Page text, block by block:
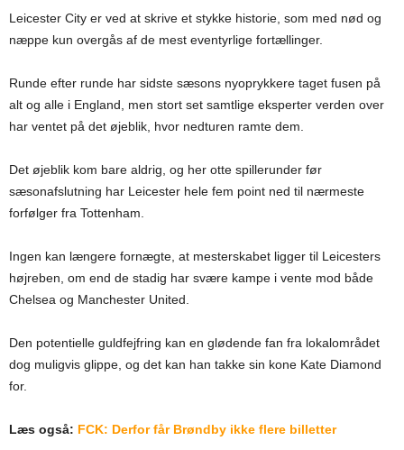
Leicester City er ved at skrive et stykke historie, som med nød og
næppe kun overgås af de mest eventyrlige fortællinger.
Runde efter runde har sidste sæsons nyoprykkere taget fusen på
alt og alle i England, men stort set samtlige eksperter verden over
har ventet på det øjeblik, hvor nedturen ramte dem.
Det øjeblik kom bare aldrig, og her otte spillerunder før
sæsonafslutning har Leicester hele fem point ned til nærmeste
forfølger fra Tottenham.
Ingen kan længere fornægte, at mesterskabet ligger til Leicesters
højreben, om end de stadig har svære kampe i vente mod både
Chelsea og Manchester United.
Den potentielle guldfejfring kan en glødende fan fra lokalområdet
dog muligvis glippe, og det kan han takke sin kone Kate Diamond
for.
Læs også: FCK: Derfor får Brøndby ikke flere billetter